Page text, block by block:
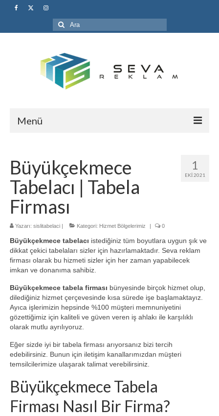
Şunu
ara:
Menü
Hakkımızda
Hizmetlerimiz
1- Pleksi Tabela
2-Ofis Kapı İsimlikleri
3- Banko Arkası Tabela
4- Paslanmaz Krom Harf Tabela
5- Çatı Reklamları Tabelası
6- Totem Tabela
7- Kutu Harf Tabela
8- Dijital Baskı Tabela
9- Hastane Tabelası
10- Eczane Tabelası
Referanslar
1
EKI 2021
Büyükçekmece
Tabelacı | Tabela
Firması
Yazarı: sislitabelaci | Kategori: Hizmet Bölgelerimiz | 0
Büyükçekmece tabelacı istediğiniz tüm boyutlara uygun şık ve
dikkat çekici tabelaları sizler için hazırlamaktadır. Seva reklam
firması olarak bu hizmeti sizler için her zaman yapabilecek
imkan ve donanıma sahibiz.
Büyükçekmece tabela firması bünyesinde birçok hizmet olup,
dilediğiniz hizmet çerçevesinde kısa sürede işe başlamaktayız.
Ayıca işlerimizin hepsinde %100 müşteri memnuniyetini
gözettiğimiz için kaliteli ve güven veren iş ahlakı ile karşılıklı
olarak mutlu ayrılıyoruz.
Eğer sizde iyi bir tabela firması arıyorsanız bizi tercih
edebilirsiniz. Bunun için iletişim kanallarımızdan müşteri
temsilcilerimize ulaşarak talimat verebilirsiniz.
Büyükçekmece Tabela
Firması Nasıl Bir Firma?